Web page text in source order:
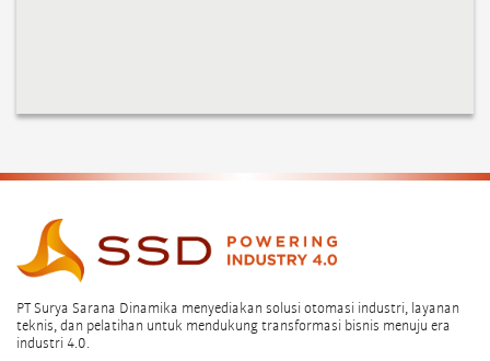
PT Surya Sarana Dinamika menyediakan solusi otomasi industri, layanan
teknis, dan pelatihan untuk mendukung transformasi bisnis menuju era
industri 4.0.